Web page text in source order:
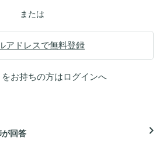
または
アドレスで無料登録
お持ちの方はログインへ
回答 navigate_next